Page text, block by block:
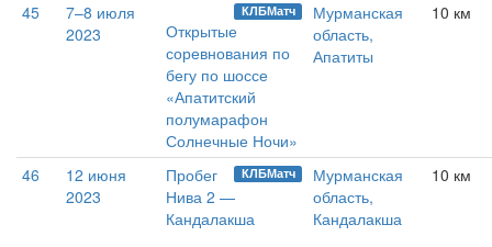
45
7–8 июля
2023
КЛБМатч
Открытые
соревнования по
бегу по шоссе
«Апатитский
полумарафон
Солнечные Ночи»
Мурманская
область,
Апатиты
10 км
46
12 июня
2023
КЛБМатч
Пробег
Нива 2 —
Кандалакша
Мурманская
область,
Кандалакша
10 км